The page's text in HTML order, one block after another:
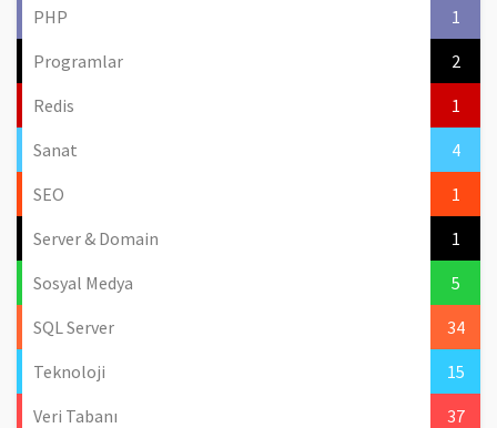
PHP
1
Programlar
2
Redis
1
Sanat
4
SEO
1
Server & Domain
1
Sosyal Medya
5
SQL Server
34
Teknoloji
15
Veri Tabanı
37